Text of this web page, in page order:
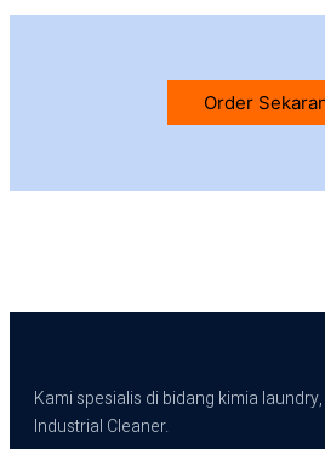
Order
Kami spesialis di bidang kimia
Industrial Cleaner.